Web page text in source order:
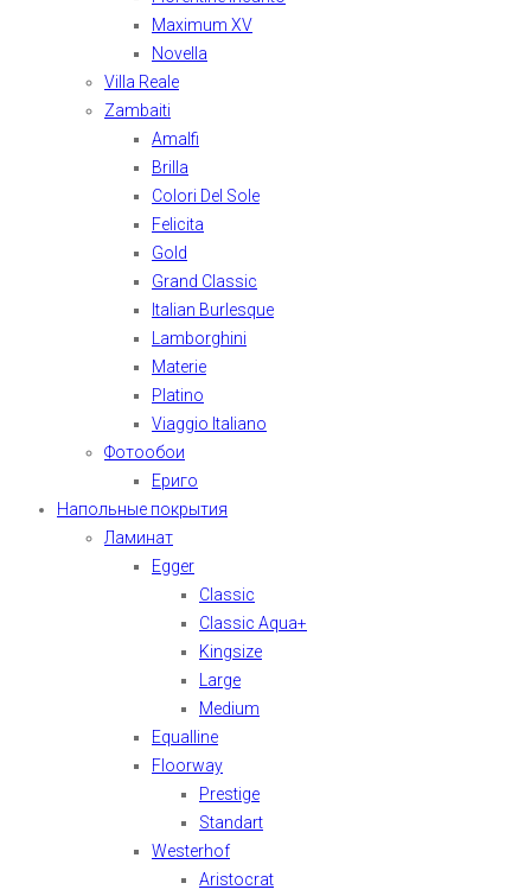
Maximum XV
Novella
Villa Reale
Zambaiti
Amalfi
Brilla
Colori Del Sole
Felicita
Gold
Grand Classic
Italian Burlesque
Lamborghini
Materie
Platino
Viaggio Italiano
Фотообои
Ериго
Напольные покрытия
Ламинат
Egger
Classic
Classic Aqua+
Kingsize
Large
Medium
Equalline
Floorway
Prestige
Standart
Westerhof
Aristocrat